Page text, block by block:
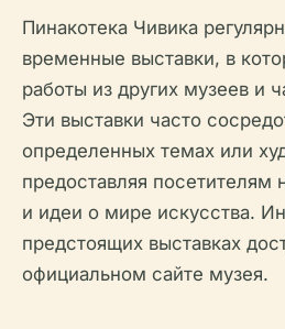
Пинакотека Чивика
временные выставки, в
работы из других музеев и
Эти выставки часто
определенных темах или
предоставляя посетителям
и идеи о мире искусства.
предстоящих выставках
официальном сайте музея.